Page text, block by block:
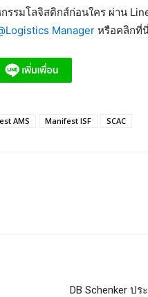
รมโลจิสติกส์ก่อนใคร ผ่าน
Manager หรือคลิกที่
AMS Manifest ISF SCAC
DB Schenker ป